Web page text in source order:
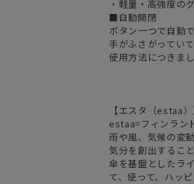
・軽量・高強度の
■自動開閉
ボタン一つで自動
手がふさがってい
使用方法につきま
【エスタ（estaa）
estaa=フィンラン
雨や風、気候の変
気分を創出するこ
傘を基盤としたラ
て、使って、ハッ